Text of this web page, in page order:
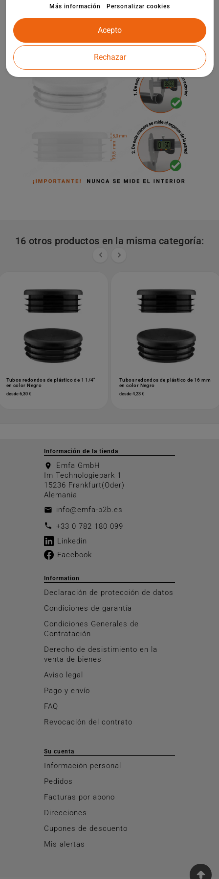
elementos de arquitectura de jardín.
16 otros productos en la misma categoría:
 
Tubos redondos de plástico de 1 1/4"
en color Negro
desde 6,30 €
Tubos redondos de plástico de 16 mm
en color Negro
desde 4,23 €
Más información Personalizar cookies
Rechazar
Acepto
Información de la tienda
location_on
Emfa GmbH
Im Technologiepark 1
15236 Frankfurt(Oder)
Alemania
email info@emfa-b2b.es
call +33 0 782 180 099
Linkedin
Facebook
Information
Declaración de protección de datos
Condiciones de garantía
Condiciones Generales de
Contratación
Derecho de desistimiento en la
venta de bienes
Aviso legal
Pago y envío
FAQ
Revocación del contrato
Su cuenta
Información personal
Pedidos
Facturas por abono
Direcciones
Cupones de descuento
Mis alertas